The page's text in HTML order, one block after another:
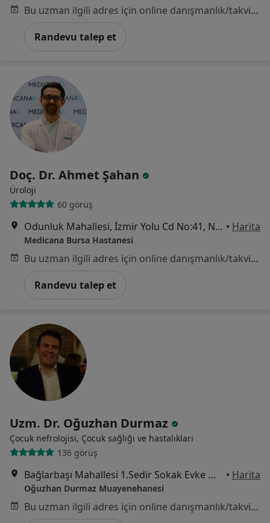
Bu uzman ilgili adres için online danışmanlık/takvim sunmuyor.
Randevu talep et
Doç. Dr. Ahmet Şahan
Üroloji
60 görüş
Odunluk Mahallesi, İzmir Yolu Cd No:41, Nilüfer • Harita
Medicana Bursa Hastanesi
Bu uzman ilgili adres için online danışmanlık/takvim sunmuyor.
Randevu talep et
Uzm. Dr. Oğuzhan Durmaz
Çocuk nefrolojisi, Çocuk sağlığı ve hastalıkları
136 görüş
Bağlarbaşı Mahallesi 1.Sedir Sokak Evke Mediloft 2 Daire:3, Bursa • Harita
Oğuzhan Durmaz Muayenehanesi
Bu uzman ilgili adres için online danışmanlık/takvim sunmuyor.